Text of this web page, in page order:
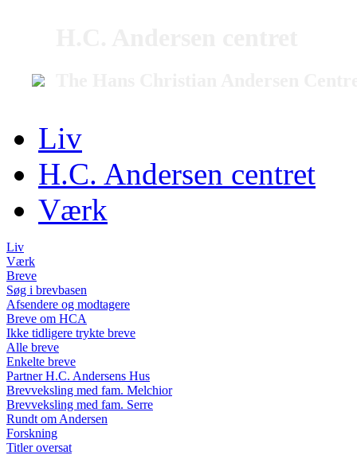
Liv
H.C. Andersen centret
Værk
Liv
Værk
Breve
Søg i brevbasen
Afsendere og modtagere
Breve om HCA
Ikke tidligere trykte breve
Alle breve
Enkelte breve
Partner H.C. Andersens Hus
Brevveksling med fam. Melchior
Brevveksling med fam. Serre
Rundt om Andersen
Forskning
Titler oversat